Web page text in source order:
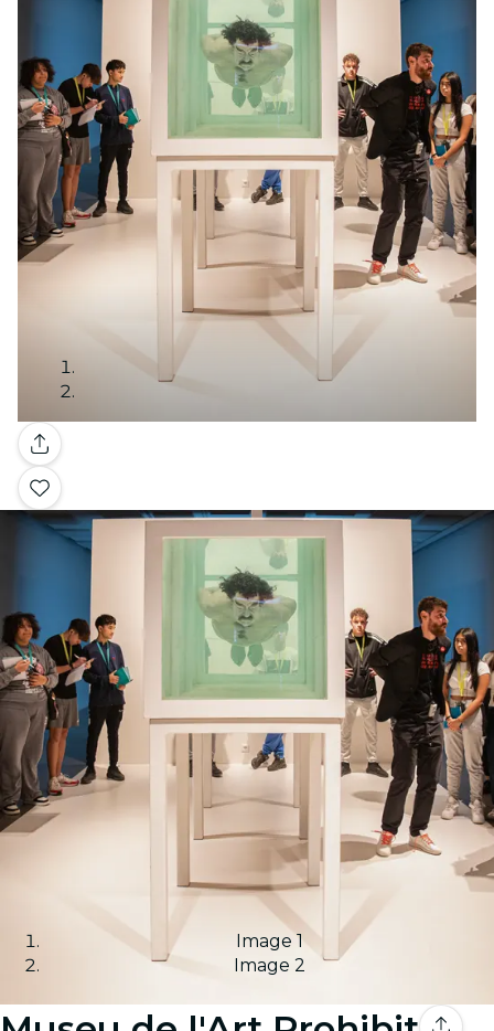
Galería
Image 1
Image 2